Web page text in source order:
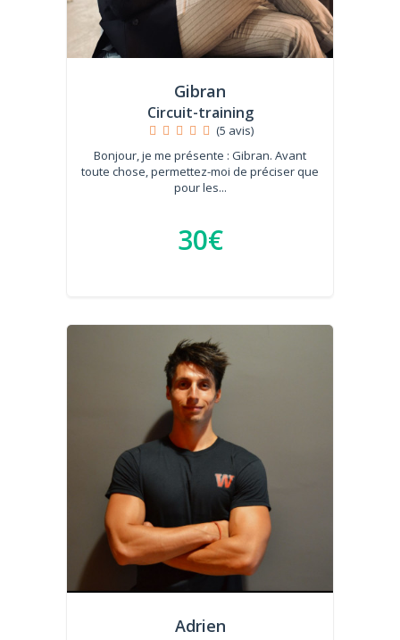
Gibran
Circuit-training
(5 avis)
Bonjour, je me présente : Gibran. Avant
toute chose, permettez-moi de préciser que
pour les...
30€
Adrien